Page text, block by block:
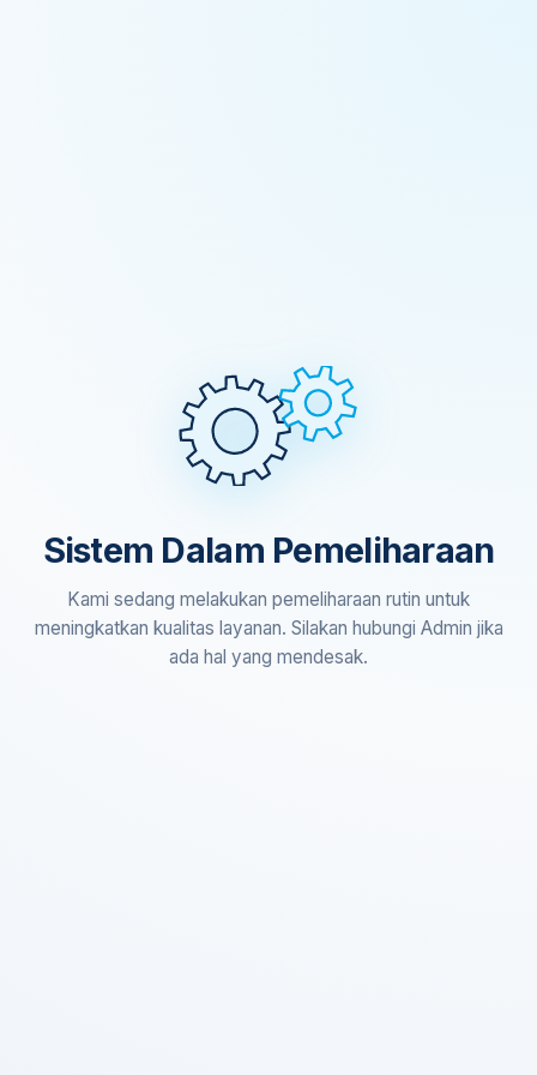
Sistem Dalam Pemeliharaan
Kami sedang melakukan pemeliharaan rutin untuk
meningkatkan kualitas layanan. Silakan hubungi Admin jika
ada hal yang mendesak.